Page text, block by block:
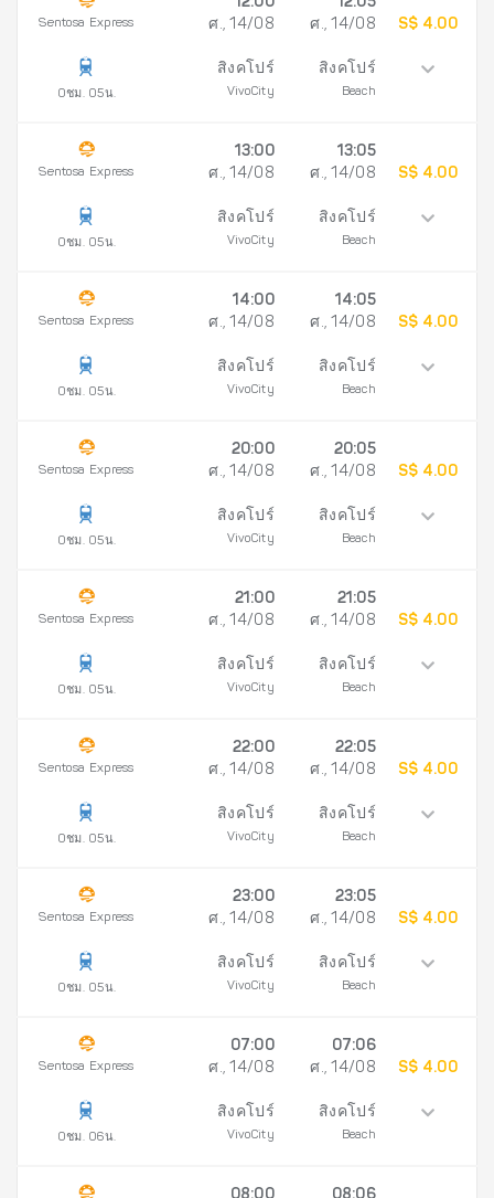
Sentosa Express
0ชม. 05น.
12:00
ศ., 14/08
สิงคโปร์
VivoCity
12:05
ศ., 14/08
สิงคโปร์
Beach
S$ 4.00
Sentosa Express
0ชม. 05น.
13:00
ศ., 14/08
สิงคโปร์
VivoCity
13:05
ศ., 14/08
สิงคโปร์
Beach
S$ 4.00
Sentosa Express
0ชม. 05น.
14:00
ศ., 14/08
สิงคโปร์
VivoCity
14:05
ศ., 14/08
สิงคโปร์
Beach
S$ 4.00
Sentosa Express
0ชม. 05น.
20:00
ศ., 14/08
สิงคโปร์
VivoCity
20:05
ศ., 14/08
สิงคโปร์
Beach
S$ 4.00
Sentosa Express
0ชม. 05น.
21:00
ศ., 14/08
สิงคโปร์
VivoCity
21:05
ศ., 14/08
สิงคโปร์
Beach
S$ 4.00
Sentosa Express
0ชม. 05น.
22:00
ศ., 14/08
สิงคโปร์
VivoCity
22:05
ศ., 14/08
สิงคโปร์
Beach
S$ 4.00
Sentosa Express
0ชม. 05น.
23:00
ศ., 14/08
สิงคโปร์
VivoCity
23:05
ศ., 14/08
สิงคโปร์
Beach
S$ 4.00
Sentosa Express
0ชม. 06น.
07:00
ศ., 14/08
สิงคโปร์
VivoCity
07:06
ศ., 14/08
สิงคโปร์
Beach
S$ 4.00